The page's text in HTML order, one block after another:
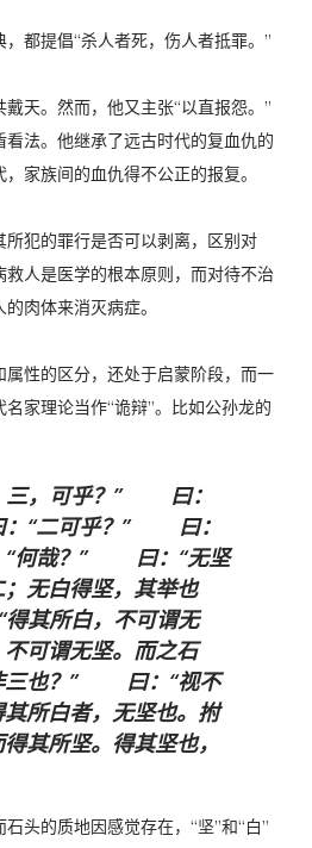
都提倡“杀人者死，伤人者抵罪。”
天。然而，他又主张“以直报怨。”
法。他继承了远古时代的复血仇的
家族间的血仇得不公正的报复。
犯的罪行是否可以剥离，区别对
人是医学的根本原则，而对待不治
肉体来消灭病症。
性的区分，还处于启蒙阶段，而一
家理论当作“诡辩”。比如公孙龙的
三，可乎？” 曰：
“二可乎？” 曰：
何哉？” 曰：“无坚
无白得坚，其举也
所白，不可谓无
可谓无坚。而之石
三也？” 曰：“视不
所白者，无坚也。拊
其所坚。得其坚也，
头的质地因感觉存在，“坚”和“白”